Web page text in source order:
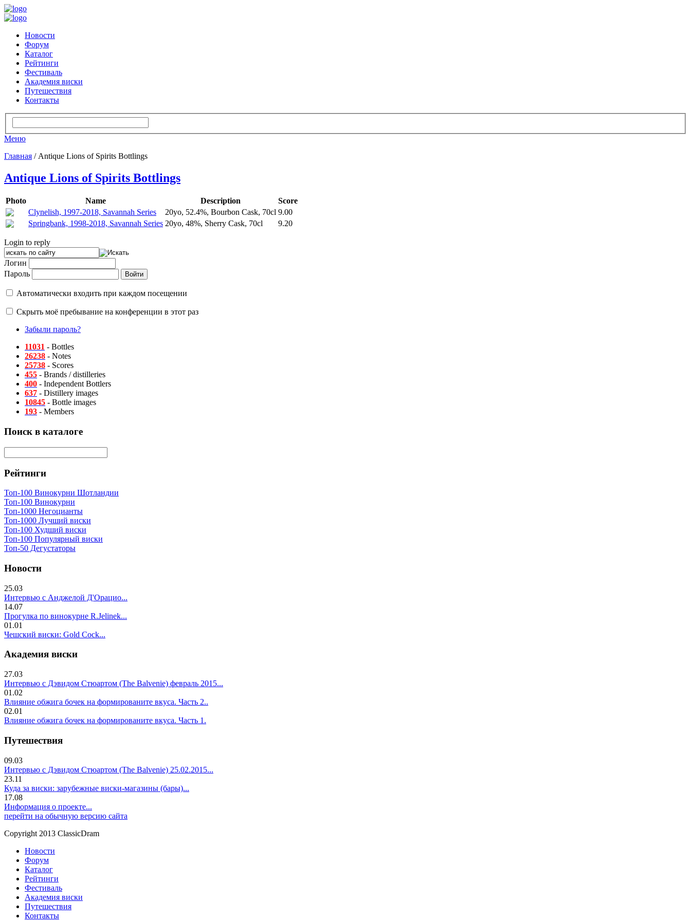
Новости
Форум
Каталог
Рейтинги
Фестиваль
Академия виски
Путешествия
Контакты
Меню
Главная / Antique Lions of Spirits Bottlings
Antique Lions of Spirits Bottlings
Photo Name Description
Score
Clynelish, 1997-2018, Savannah Series
20yo, 52.4%, Bourbon Cask, 70cl 9.00
Springbank, 1998-2018, Savannah Series 20yo, 48%, Sherry Cask, 70cl 9.20
Login to reply
Логин
Пароль
Автоматически входить при каждом посещении
Скрыть моё пребывание на конференции в этот раз
Забыли пароль?
11031 - Bottles
26238 - Notes
25738 - Scores
455 - Brands / distilleries
400 - Independent Bottlers
637 - Distillery images
10845 - Bottle images
193 - Members
Поиск в каталоге
Рейтинги
Топ-100 Винокурни Шотландии
Топ-100 Винокурни
Топ-1000 Негоцианты
Топ-1000 Лучший виски
Топ-100 Худший виски
Топ-100 Популярный виски
Топ-50 Дегустаторы
Новости
25.03
Интервью с Анджелой Д'Орацио...
14.07
Прогулка по винокурне R.Jelinek...
01.01
Чешский виски: Gold Cock...
Академия виски
27.03
Интервью с Дэвидом Стюартом (The Balvenie) февраль 2015...
01.02
Влияние обжига бочек на формированите вкуса. Часть 2..
02.01
Влияние обжига бочек на формированите вкуса. Часть 1.
Путешествия
09.03
Интервью с Дэвидом Стюартом (The Balvenie) 25.02.2015...
23.11
Куда за виски: зарубежные виски-магазины (бары)...
17.08
Информация о проекте...
перейти на обычную версию сайта
Copyright 2013 ClassicDram
Новости
Форум
Каталог
Рейтинги
Фестиваль
Академия виски
Путешествия
Контакты